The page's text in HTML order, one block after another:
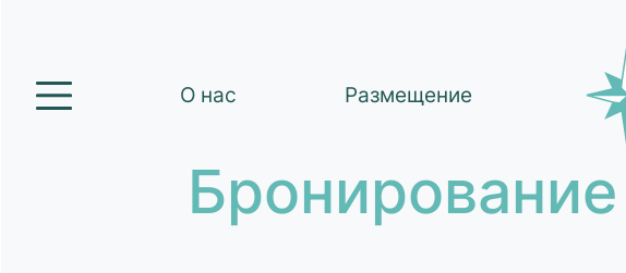
О нас Размещение